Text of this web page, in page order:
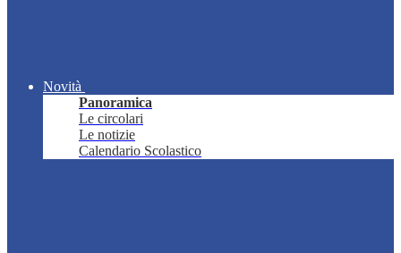
Novità
Panoramica
Le circolari
Le notizie
Calendario Scolastico